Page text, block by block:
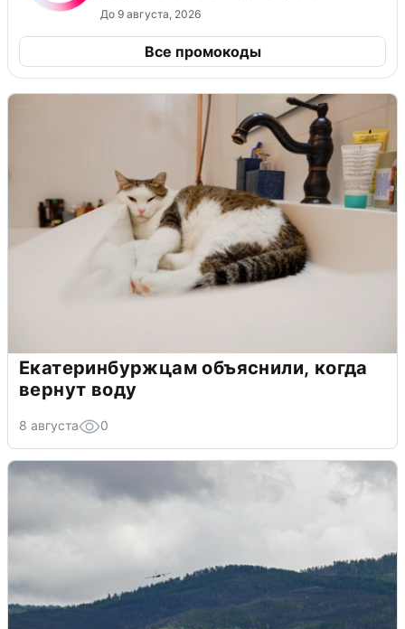
До 9 августа, 2026
Все промокоды
Екатеринбуржцам объяснили, когда
вернут воду
8 августа 0